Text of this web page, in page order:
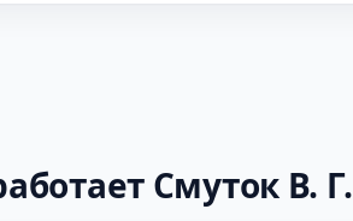
Смуток В. Г.